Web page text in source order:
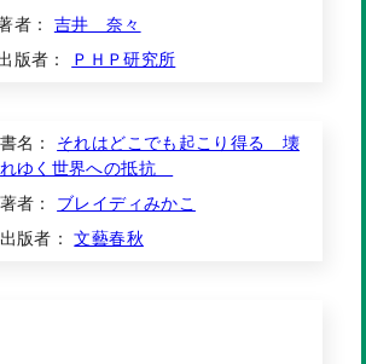
者： 吉井 奈々
版者：
ＰＨＰ研究所
書名： それはどこでも起こり得る 壊
れゆく世界への抵抗
著者： ブレイディみかこ
出版者：文藝春秋